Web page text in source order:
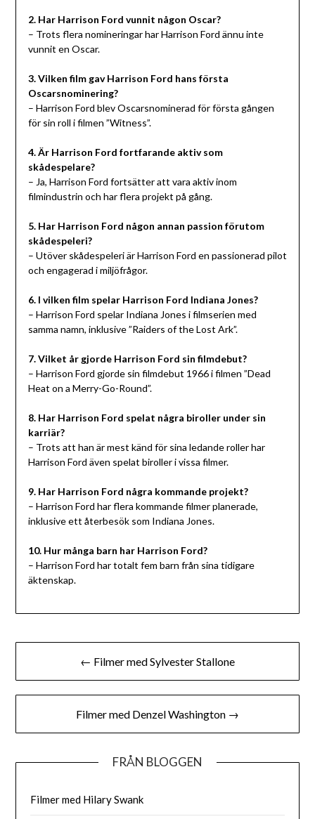
2. Har Harrison Ford vunnit någon Oscar?
– Trots flera nomineringar har Harrison Ford ännu inte
vunnit en Oscar.
3. Vilken film gav Harrison Ford hans första
Oscarsnominering?
– Harrison Ford blev Oscarsnominerad för första gången
för sin roll i filmen ”Witness”.
4. Är Harrison Ford fortfarande aktiv som
skådespelare?
– Ja, Harrison Ford fortsätter att vara aktiv inom
filmindustrin och har flera projekt på gång.
5. Har Harrison Ford någon annan passion förutom
skådespeleri?
– Utöver skådespeleri är Harrison Ford en passionerad pilot
och engagerad i miljöfrågor.
6. I vilken film spelar Harrison Ford Indiana Jones?
– Harrison Ford spelar Indiana Jones i filmserien med
samma namn, inklusive ”Raiders of the Lost Ark”.
7. Vilket år gjorde Harrison Ford sin filmdebut?
– Harrison Ford gjorde sin filmdebut 1966 i filmen ”Dead
Heat on a Merry-Go-Round”.
8. Har Harrison Ford spelat några biroller under sin
karriär?
– Trots att han är mest känd för sina ledande roller har
Harrison Ford även spelat biroller i vissa filmer.
9. Har Harrison Ford några kommande projekt?
– Harrison Ford har flera kommande filmer planerade,
inklusive ett återbesök som Indiana Jones.
10. Hur många barn har Harrison Ford?
– Harrison Ford har totalt fem barn från sina tidigare
äktenskap.
Inläggsnavigering
← Filmer med Sylvester Stallone
Filmer med Denzel Washington →
FRÅN BLOGGEN
Filmer med Hilary Swank